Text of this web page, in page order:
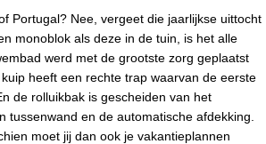
Portugal? Nee, vergeet die jaarlijkse uittocht
monoblok als deze in de tuin, is het alle
werd met de grootste zorg geplaatst
heeft een rechte trap waarvan de eerste
de rolluikbak is gescheiden van het
tussenwand en de automatische afdekking.
moet jij dan ook je vakantieplannen